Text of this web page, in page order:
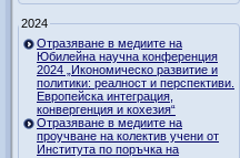
2024
Отразяване в медиите на
Юбилейна научна конференция
2024 „Икономическо развитие и
политики: реалност и перспективи.
Европейска интеграция,
конвергенция и кохезия“
Отразяване в медиите на
проучване на колектив учени от
Института по поръчка на